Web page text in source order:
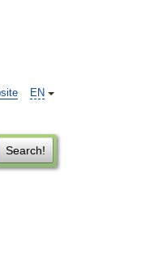
EN
Search!